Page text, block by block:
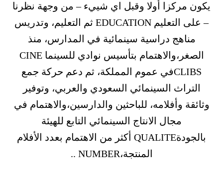
يكون مركزا أولا وقبل اي شييء – من وجهة نظرنا
– على التعليم EDUCATION ثم التعليم، وتدريس
مناهج دراسية سينمائية في المدارس، منذ
الصغر،والاهتمام بتأسيس نوادي للسينما CINE
CLIBSفي عموم المملكة، ثم دعم حركة جمع
التراث السينمائي السعودي والعربي، وتوفير
وثائقة وأفلامه، للباحثين والدارسين،والاهتمام في
مجال الانتاج السينمائي التابع للهيئة
بالجودةQUALITE أكثر من الاهتمام بعدد الأفلام
المنتجة،NUMBER ..